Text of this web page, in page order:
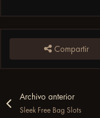
Compartir
Archivo anterior
Sleek Free Bag Slots